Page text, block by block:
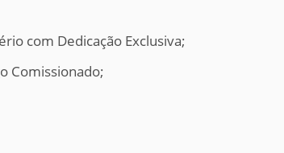
com Dedicação Exclusiva;
Comissionado;